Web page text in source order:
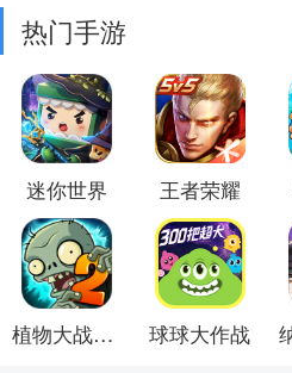
热门手游
迷你世界 王者荣耀
植物大战僵尸2 球球大作战